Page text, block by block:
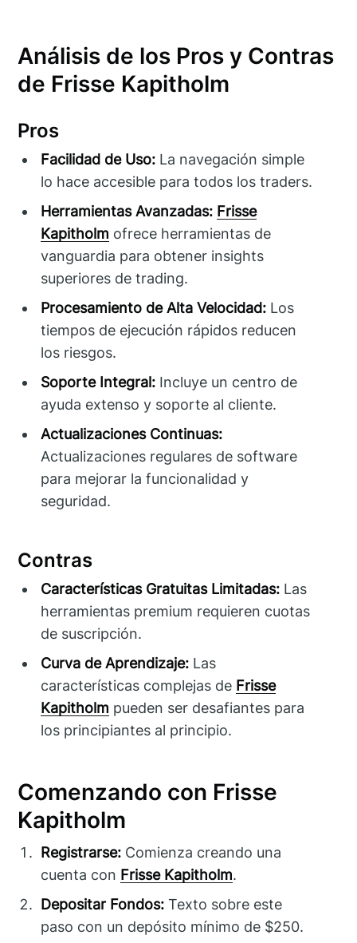
Análisis de los Pros y Contras
de Frisse Kapitholm
Pros
Facilidad de Uso: La navegación simple
lo hace accesible para todos los traders.
Herramientas Avanzadas: Frisse
Kapitholm ofrece herramientas de
vanguardia para obtener insights
superiores de trading.
Procesamiento de Alta Velocidad: Los
tiempos de ejecución rápidos reducen
los riesgos.
Soporte Integral: Incluye un centro de
ayuda extenso y soporte al cliente.
Actualizaciones Continuas:
Actualizaciones regulares de software
para mejorar la funcionalidad y
seguridad.
Contras
Características Gratuitas Limitadas: Las
herramientas premium requieren cuotas
de suscripción.
Curva de Aprendizaje: Las
características complejas de Frisse
Kapitholm pueden ser desafiantes para
los principiantes al principio.
Comenzando con Frisse
Kapitholm
Registrarse: Comienza creando una
cuenta con Frisse Kapitholm.
Depositar Fondos: Texto sobre este
paso con un depósito mínimo de $250.